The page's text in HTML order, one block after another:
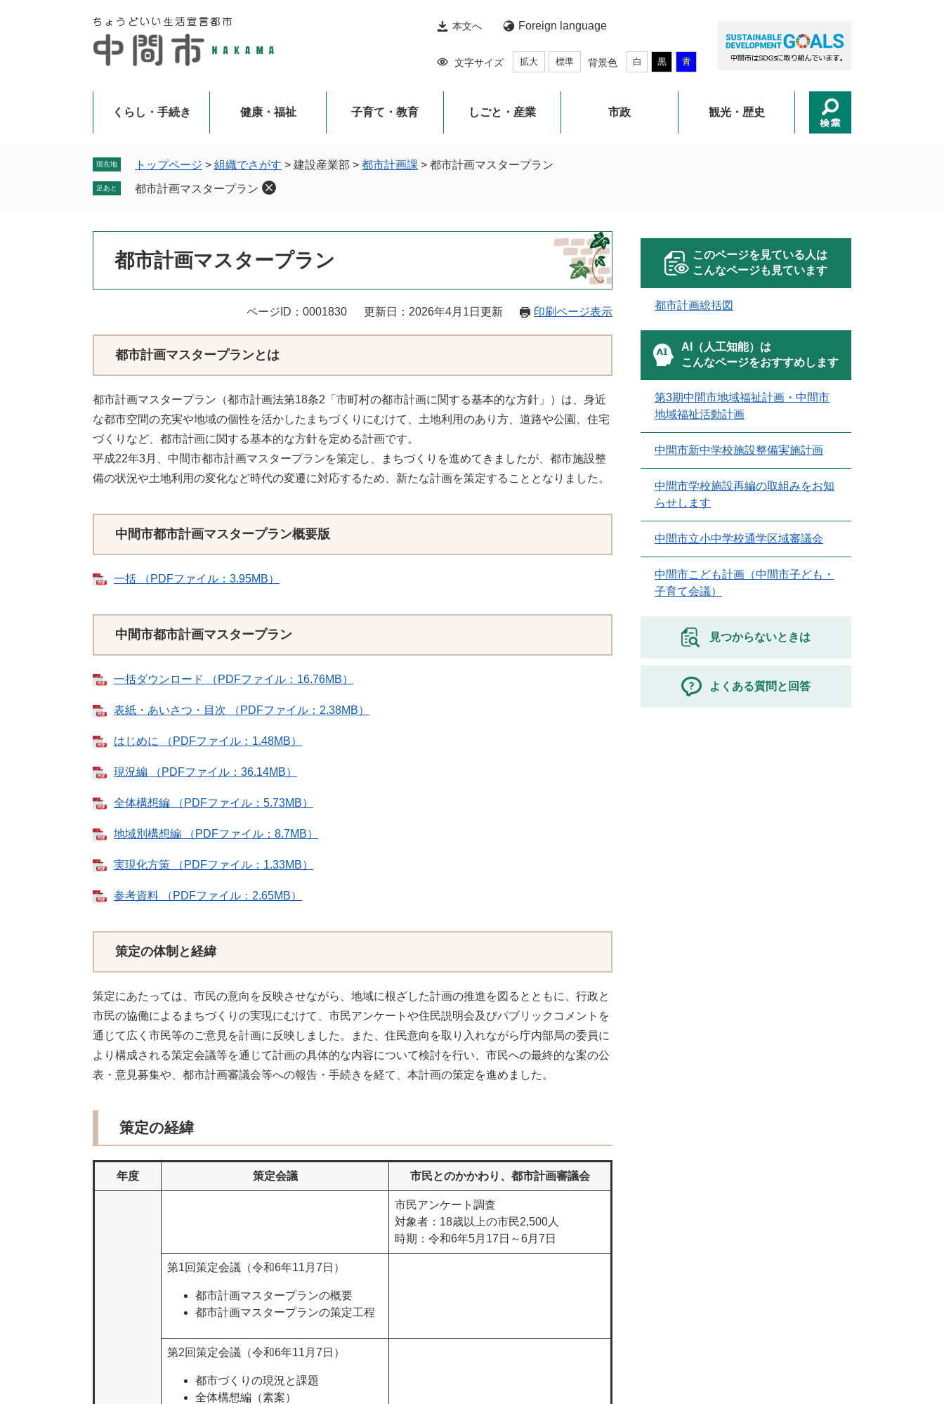
本文へ Foreign language
文字サイズ 拡大 標準 背景色 白 黒 青
くらし・手続き 健康・福祉 子育て・教育 しごと・産業 市政 観光・歴史
現在地 トップページ > 組織でさがす > 建設産業部 > 都市計画課 > 都市計画マスタープラン
足あと 都市計画マスタープラン
都市計画マスタープラン
ページID：0001830 更新日：2026年4月1日更新 印刷ページ表示
都市計画マスタープランとは
都市計画マスタープラン（都市計画法第18条2「市町村の都市計画に関する基本的な方針」）は、身近
な都市空間の充実や地域の個性を活かしたまちづくりにむけて、土地利用のあり方、道路や公園、住宅
づくりなど、都市計画に関する基本的な方針を定める計画です。
平成22年3月、中間市都市計画マスタープランを策定し、まちづくりを進めてきましたが、都市施設整
備の状況や土地利用の変化など時代の変遷に対応するため、新たな計画を策定することとなりました。
中間市都市計画マスタープラン概要版
一括 （PDFファイル：3.95MB）
中間市都市計画マスタープラン
一括ダウンロード （PDFファイル：16.76MB）
表紙・あいさつ・目次 （PDFファイル：2.38MB）
はじめに （PDFファイル：1.48MB）
現況編 （PDFファイル：36.14MB）
全体構想編 （PDFファイル：5.73MB）
地域別構想編 （PDFファイル：8.7MB）
実現化方策 （PDFファイル：1.33MB）
参考資料 （PDFファイル：2.65MB）
策定の体制と経緯
策定にあたっては、市民の意向を反映させながら、地域に根ざした計画の推進を図るとともに、行政と
市民の協働によるまちづくりの実現にむけて、市民アンケートや住民説明会及びパブリックコメントを
通じて広く市民等のご意見を計画に反映しました。また、住民意向を取り入れながら庁内部局の委員に
より構成される策定会議等を通じて計画の具体的な内容について検討を行い、市民への最終的な案の公
表・意見募集や、都市計画審議会等への報告・手続きを経て、本計画の策定を進めました。
策定の経緯
年度 策定会議 市民とのかかわり、都市計画審議会
市民アンケート調査
対象者：18歳以上の市民2,500人
時期：令和6年5月17日～6月7日
第1回策定会議（令和6年11月7日）
都市計画マスタープランの概要
都市計画マスタープランの策定工程
第2回策定会議（令和6年11月7日）
都市づくりの現況と課題
全体構想編（素案）
このページを見ている人は
こんなページも見ています
都市計画総括図
AI（人工知能）は
こんなページをおすすめします
第3期中間市地域福祉計画・中間市
地域福祉活動計画
中間市新中学校施設整備実施計画
中間市学校施設再編の取組みをお知
らせします
中間市立小中学校通学区域審議会
中間市こども計画（中間市子ども・
子育て会議）
見つからないときは
よくある質問と回答